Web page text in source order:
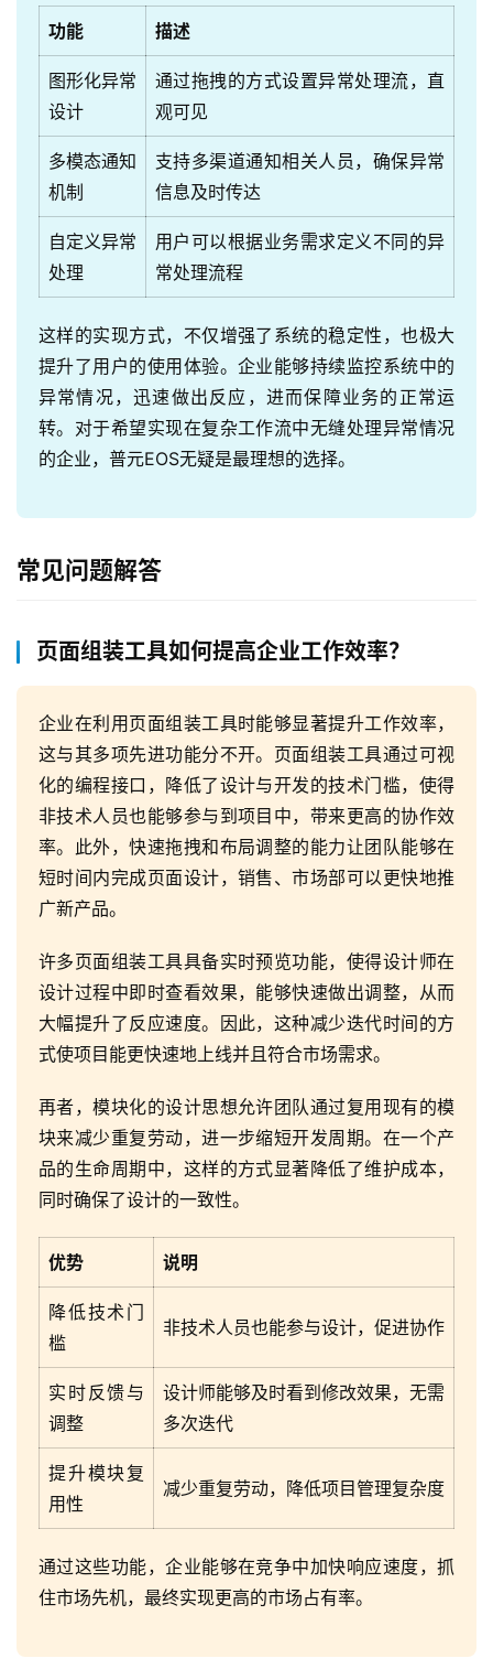
解
方
案
生
合
与
了
普
元
我
们
功能 描述
图形化异常
设计
通过拖拽的方式设置异常处理流，直
观可见
多模态通知
机制
支持多渠道通知相关人员，确保异常
信息及时传达
自定义异常
处理
用户可以根据业务需求定义不同的异
常处理流程
这样的实现方式，不仅增强了系统的稳定性，也极大
提升了用户的使用体验。企业能够持续监控系统中的
异常情况，迅速做出反应，进而保障业务的正常运
转。对于希望实现在复杂工作流中无缝处理异常情况
的企业，普元EOS无疑是最理想的选择。
常见问题解答
页面组装工具如何提高企业工作效率？
企业在利用页面组装工具时能够显著提升工作效率，
这与其多项先进功能分不开。页面组装工具通过可视
化的编程接口，降低了设计与开发的技术门槛，使得
非技术人员也能够参与到项目中，带来更高的协作效
率。此外，快速拖拽和布局调整的能力让团队能够在
短时间内完成页面设计，销售、市场部可以更快地推
广新产品。
许多页面组装工具具备实时预览功能，使得设计师在
设计过程中即时查看效果，能够快速做出调整，从而
大幅提升了反应速度。因此，这种减少迭代时间的方
式使项目能更快速地上线并且符合市场需求。
再者，模块化的设计思想允许团队通过复用现有的模
块来减少重复劳动，进一步缩短开发周期。在一个产
品的生命周期中，这样的方式显著降低了维护成本，
同时确保了设计的一致性。
优势 说明
降低技术门
槛
非技术人员也能参与设计，促进协作
实时反馈与
调整
设计师能够及时看到修改效果，无需
多次迭代
提升模块复
用性
减少重复劳动，降低项目管理复杂度
通过这些功能，企业能够在竞争中加快响应速度，抓
住市场先机，最终实现更高的市场占有率。